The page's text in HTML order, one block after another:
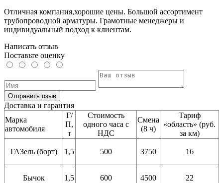
Отличная компания,хорошие цены. Большой ассортимент
трубопроводной арматуры. Грамотные менеджеры и
индивидуальный подход к клиентам.
Написать отзыв
Поставьте оценку
Отправить озыв
Доставка и гарантия
Марка
автомобиля
Г/
П,
т
Стоимость
одного часа с
НДС
Смена
(8 ч)
Тариф
«область» (руб.
за км)
ГАЗель (борт) 1,5 500 3750 16
Бычок 1,5 600 4500 22